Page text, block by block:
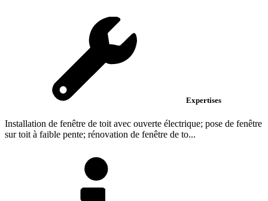
Expertises
Installation de fenêtre de toit avec ouverte électrique; pose de fenêtre
sur toit à faible pente; rénovation de fenêtre de to...